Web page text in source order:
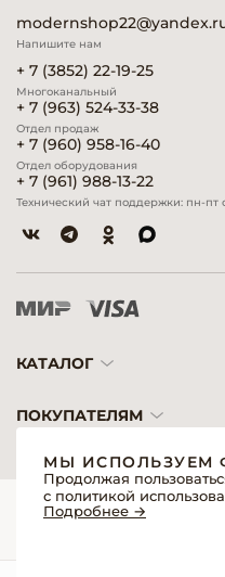
Напишите нам
+ 7 (3852) 22-19-25
Многоканальный
+ 7 (963) 524-33-38
Отдел продаж
+ 7 (960) 958-16-40
Отдел оборудования
+ 7 (961) 988-13-22
Технический чат поддержки: пн-пт
КАТАЛОГ
ПОКУПАТЕЛЯМ
© 2026 «Модерн»— Косметика и
Публичная оферта интернет-
Создание сайтов
МЫ ИСПОЛЬЗУЕМ
Продолжая
с политикой
Подробнее →